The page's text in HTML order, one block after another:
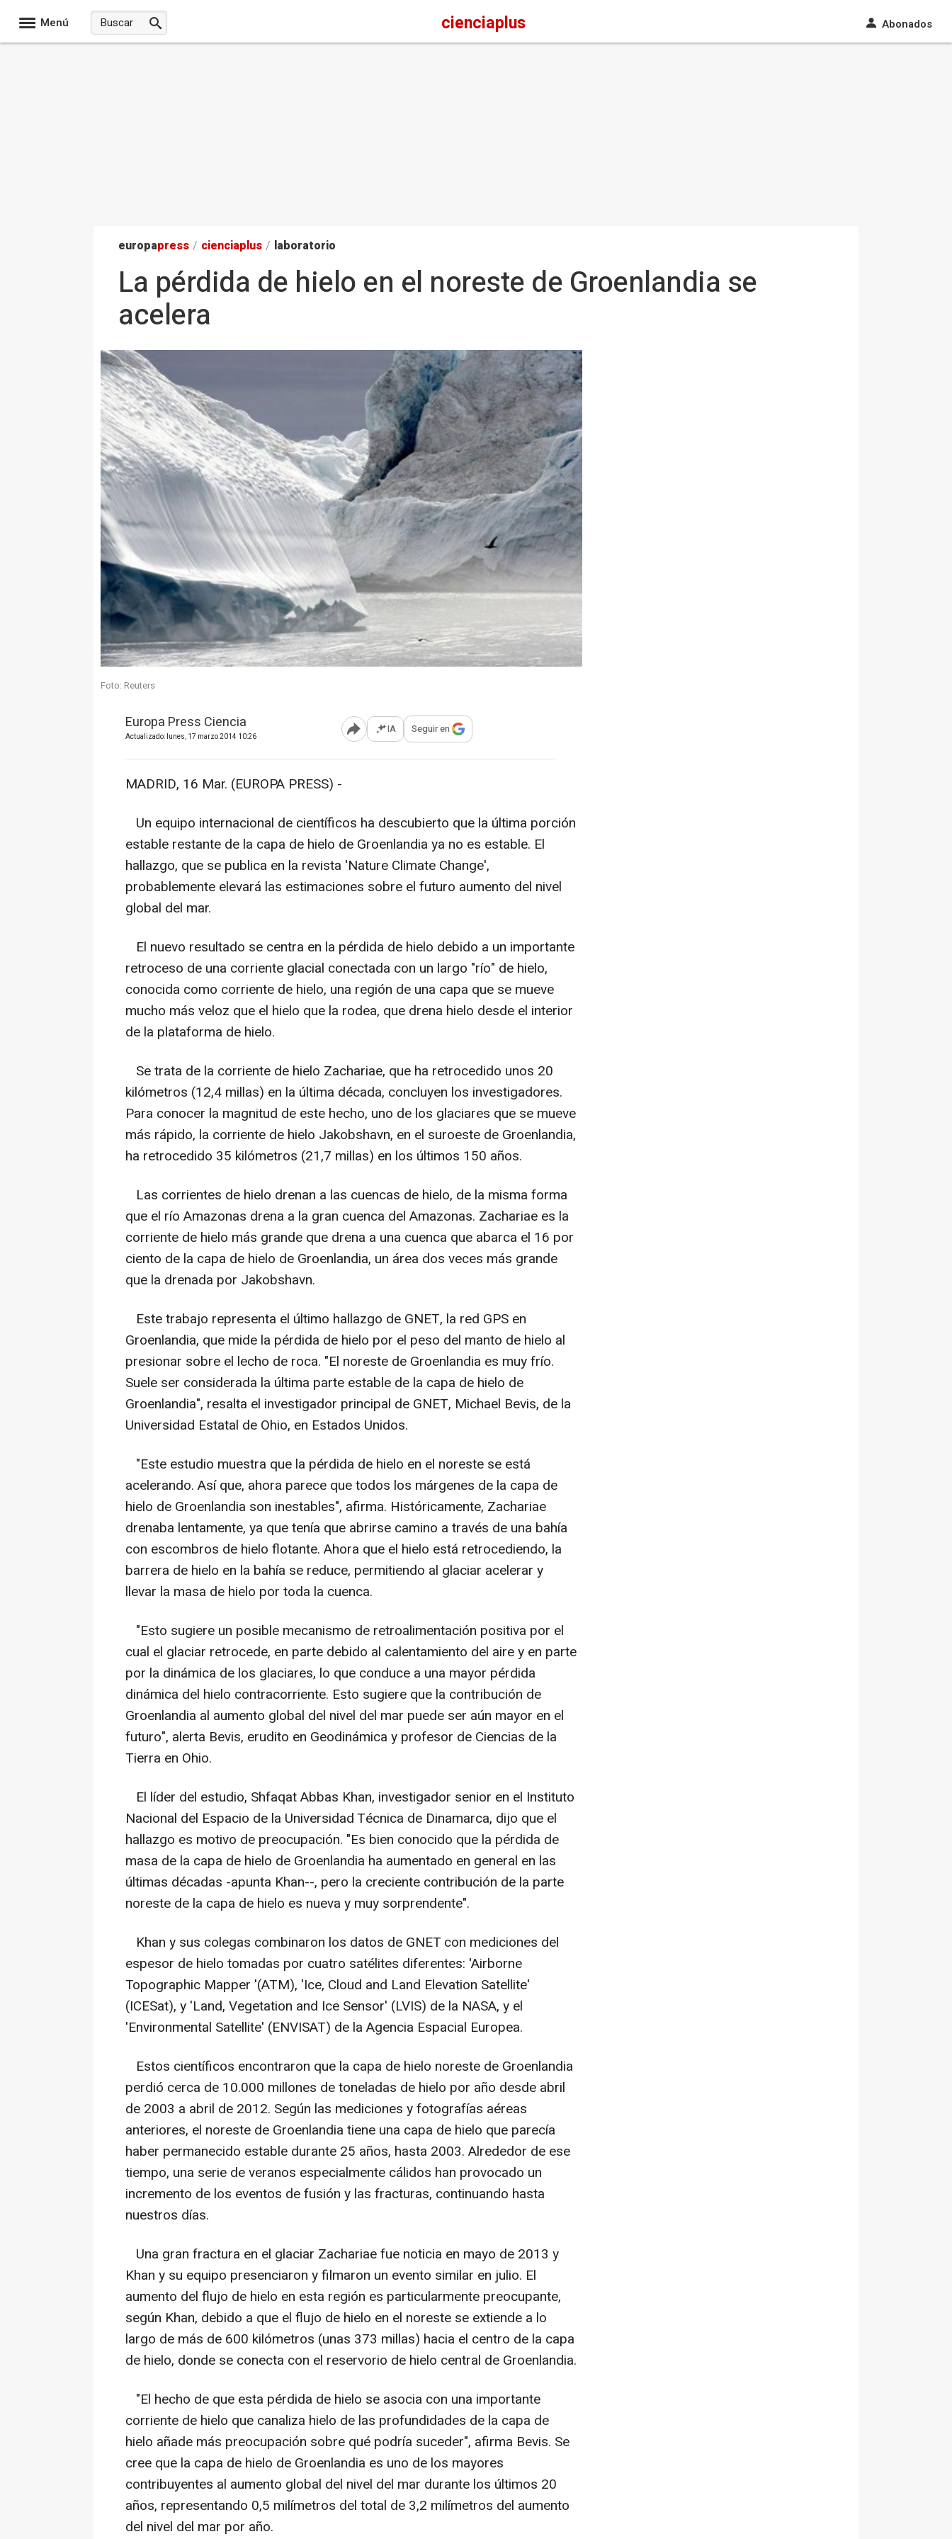
Menú cienciaplus Abonados
europapress / cienciaplus / laboratorio
La pérdida de hielo en el noreste de Groenlandia se
acelera
Foto: Reuters
Europa Press Ciencia
Actualizado: lunes, 17 marzo 2014 10:26 Abrir opciones para compartir
IA Seguir en
MADRID, 16 Mar. (EUROPA PRESS) -
Un equipo internacional de científicos ha descubierto que la última porción
estable restante de la capa de hielo de Groenlandia ya no es estable. El
hallazgo, que se publica en la revista 'Nature Climate Change',
probablemente elevará las estimaciones sobre el futuro aumento del nivel
global del mar.
El nuevo resultado se centra en la pérdida de hielo debido a un importante
retroceso de una corriente glacial conectada con un largo "río" de hielo,
conocida como corriente de hielo, una región de una capa que se mueve
mucho más veloz que el hielo que la rodea, que drena hielo desde el interior
de la plataforma de hielo.
Se trata de la corriente de hielo Zachariae, que ha retrocedido unos 20
kilómetros (12,4 millas) en la última década, concluyen los investigadores.
Para conocer la magnitud de este hecho, uno de los glaciares que se mueve
más rápido, la corriente de hielo Jakobshavn, en el suroeste de Groenlandia,
ha retrocedido 35 kilómetros (21,7 millas) en los últimos 150 años.
Las corrientes de hielo drenan a las cuencas de hielo, de la misma forma
que el río Amazonas drena a la gran cuenca del Amazonas. Zachariae es la
corriente de hielo más grande que drena a una cuenca que abarca el 16 por
ciento de la capa de hielo de Groenlandia, un área dos veces más grande
que la drenada por Jakobshavn.
Este trabajo representa el último hallazgo de GNET, la red GPS en
Groenlandia, que mide la pérdida de hielo por el peso del manto de hielo al
presionar sobre el lecho de roca. "El noreste de Groenlandia es muy frío.
Suele ser considerada la última parte estable de la capa de hielo de
Groenlandia", resalta el investigador principal de GNET, Michael Bevis, de la
Universidad Estatal de Ohio, en Estados Unidos.
"Este estudio muestra que la pérdida de hielo en el noreste se está
acelerando. Así que, ahora parece que todos los márgenes de la capa de
hielo de Groenlandia son inestables", afirma. Históricamente, Zachariae
drenaba lentamente, ya que tenía que abrirse camino a través de una bahía
con escombros de hielo flotante. Ahora que el hielo está retrocediendo, la
barrera de hielo en la bahía se reduce, permitiendo al glaciar acelerar y
llevar la masa de hielo por toda la cuenca.
"Esto sugiere un posible mecanismo de retroalimentación positiva por el
cual el glaciar retrocede, en parte debido al calentamiento del aire y en parte
por la dinámica de los glaciares, lo que conduce a una mayor pérdida
dinámica del hielo contracorriente. Esto sugiere que la contribución de
Groenlandia al aumento global del nivel del mar puede ser aún mayor en el
futuro", alerta Bevis, erudito en Geodinámica y profesor de Ciencias de la
Tierra en Ohio.
El líder del estudio, Shfaqat Abbas Khan, investigador senior en el Instituto
Nacional del Espacio de la Universidad Técnica de Dinamarca, dijo que el
hallazgo es motivo de preocupación. "Es bien conocido que la pérdida de
masa de la capa de hielo de Groenlandia ha aumentado en general en las
últimas décadas -apunta Khan--, pero la creciente contribución de la parte
noreste de la capa de hielo es nueva y muy sorprendente".
Khan y sus colegas combinaron los datos de GNET con mediciones del
espesor de hielo tomadas por cuatro satélites diferentes: 'Airborne
Topographic Mapper '(ATM), 'Ice, Cloud and Land Elevation Satellite'
(ICESat), y 'Land, Vegetation and Ice Sensor' (LVIS) de la NASA, y el
'Environmental Satellite' (ENVISAT) de la Agencia Espacial Europea.
Estos científicos encontraron que la capa de hielo noreste de Groenlandia
perdió cerca de 10.000 millones de toneladas de hielo por año desde abril
de 2003 a abril de 2012. Según las mediciones y fotografías aéreas
anteriores, el noreste de Groenlandia tiene una capa de hielo que parecía
haber permanecido estable durante 25 años, hasta 2003. Alrededor de ese
tiempo, una serie de veranos especialmente cálidos han provocado un
incremento de los eventos de fusión y las fracturas, continuando hasta
nuestros días.
Una gran fractura en el glaciar Zachariae fue noticia en mayo de 2013 y
Khan y su equipo presenciaron y filmaron un evento similar en julio. El
aumento del flujo de hielo en esta región es particularmente preocupante,
según Khan, debido a que el flujo de hielo en el noreste se extiende a lo
largo de más de 600 kilómetros (unas 373 millas) hacia el centro de la capa
de hielo, donde se conecta con el reservorio de hielo central de Groenlandia.
"El hecho de que esta pérdida de hielo se asocia con una importante
corriente de hielo que canaliza hielo de las profundidades de la capa de
hielo añade más preocupación sobre qué podría suceder", afirma Bevis. Se
cree que la capa de hielo de Groenlandia es uno de los mayores
contribuyentes al aumento global del nivel del mar durante los últimos 20
años, representando 0,5 milímetros del total de 3,2 milímetros del aumento
del nivel del mar por año.